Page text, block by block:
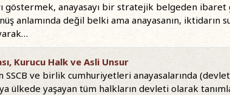
göstermek, anayasayı bir stratejik belgeden
anlamında değil belki ama anayasanın, iktidarın
Kurucu Halk ve Asli Unsur
ve birlik cumhuriyetleri anayasalarında
ülkede yaşayan tüm halkların devleti olarak